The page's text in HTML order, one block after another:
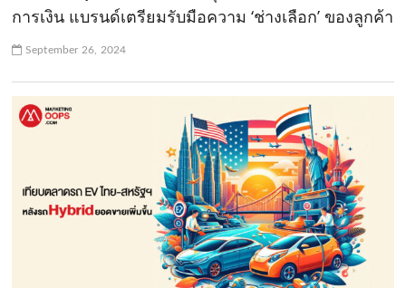
การเงิน แบรนด์เตรียมรับมือความ ‘ช่างเลือก’ ของลูกค้า
September 26, 2024